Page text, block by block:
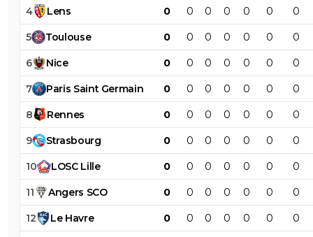
4 Lens 0 0 0 0 0 0 0
5 Toulouse 0 0 0 0 0 0 0
6 Nice 0 0 0 0 0 0 0
7 Paris Saint Germain 0 0 0 0 0 0 0
8 Rennes 0 0 0 0 0 0 0
9 Strasbourg 0 0 0 0 0 0 0
10 LOSC Lille 0 0 0 0 0 0 0
11 Angers SCO 0 0 0 0 0 0 0
12 Le Havre 0 0 0 0 0 0 0